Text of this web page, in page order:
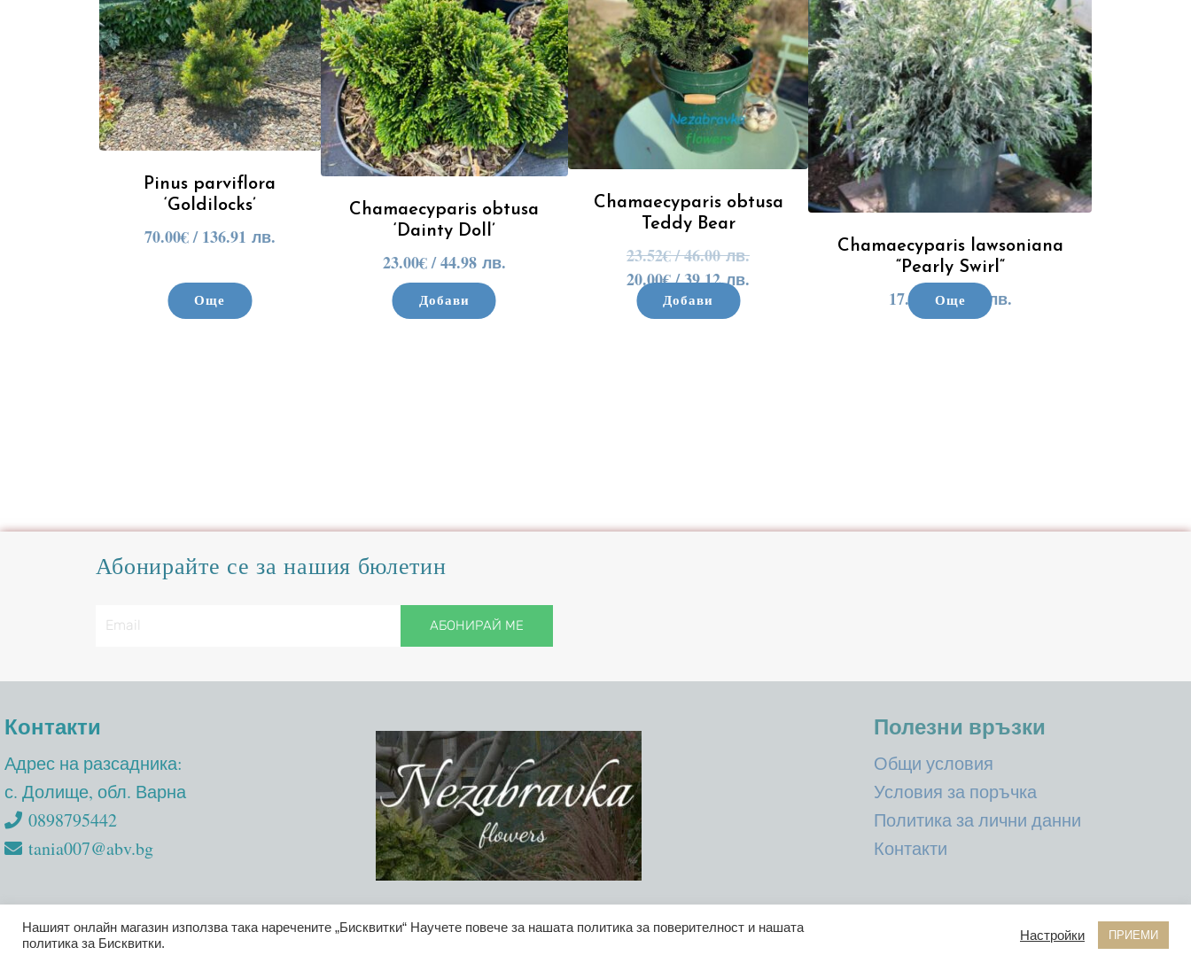
Pinus parviflora
‘Goldilocks’
70.00€/ 136.91 лв.
Още
Chamaecyparis obtusa
‘Dainty Doll’
23.00€/ 44.98 лв.
Добави
Chamaecyparis obtusa
Teddy Bear
23.52€/ 46.00 лв.
20.00€/ 39.12 лв.
Добави
Chamaecyparis lawsoniana
“Pearly Swirl“
17.90 / 35.01 лв.
Още
Абонирайте се за нашия бюлетин
АБОНИРАЙ МЕ
Контакти
Адрес на разсадника:
с. Долище, обл. Варна
0898795442
tania007@abv.bg
Полезни връзки
Общи условия
Условия за поръчка
Политика за лични данни
Контакти
Нашият онлайн магазин използва така наречените „Бисквитки“ Научете повече за нашата политика за поверителност и нашата
политика за Бисквитки.
Настройки ПРИЕМИ